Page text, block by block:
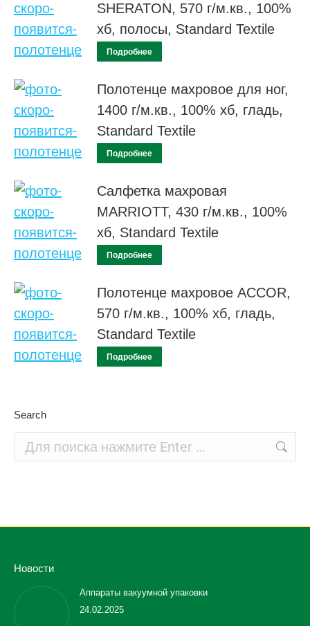
SHERATON, 570 г/м.кв., 100%
хб, полосы, Standard Textile
Подробнее
Полотенце махровое для ног,
1400 г/м.кв., 100% хб, гладь,
Standard Textile
Подробнее
Салфетка махровая
MARRIOTT, 430 г/м.кв., 100%
хб, Standard Textile
Подробнее
Полотенце махровое ACCOR,
570 г/м.кв., 100% хб, гладь,
Standard Textile
Подробнее
Search
Новости
Аппараты вакуумной упаковки
24.02.2025